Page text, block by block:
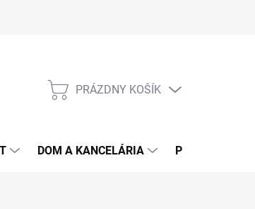
NÁKUPNÝ
PRÁZDNY KOŠÍK
DOM A KANCELÁRIA POTRAVINY